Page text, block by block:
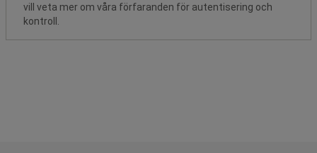
vill veta mer om våra förfaranden för autentisering och
kontroll.